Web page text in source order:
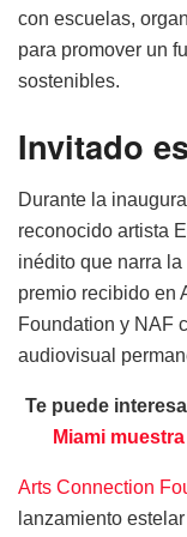
con escuelas,
para promover un
sostenibles.
Invitado
Durante la
reconocido artista
inédito que narra
premio recibido en
Foundation y NAF
audiovisual
Te puede
Miami
Arts Connection
lanzamiento